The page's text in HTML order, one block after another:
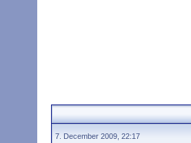
7. December 2009, 22:17